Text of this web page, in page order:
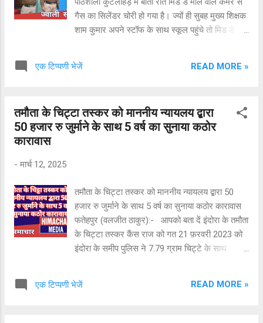
गैस का सिलेंडर चोरी हो गया है। ज्यों ही सुबह मुख्य शिक्षक
शाम कुमार अपने स्टॉफ के साथ स्कूल पहुंचे तो मिड डे
बाबत सूचना अपने अधिकारियों, पंचायत प्रधान व पुलिस
राजकीय प्राथमिक पाठशाला टुण्ड में अन्य सामान सहित दो
बार गैस सिलेंडर, राजकीय प्राथमिक पाठशाला गारन,
आग्रह किया। इस अवसर पर पंचायत प्रधान नीलम देवी,
एस एम सी प्रधान मीनू देवी, तरसेम, नरेश आदि उपस्थित
थे। खण्ड प्रारम्भिक शिक्षा अधिकारी रजनी वाला ने पुलिस
प्रशासन से आग्रह/अनुरोध किया है कि स्कूलों में हो ...
एक टिप्पणी भेजें READ MORE »
तमौता के चिट्टा तस्कर को माननीय न्यायलय द्बारा
50 हजार रु जुर्माने के साथ 5 वर्ष का सुनाया कठोर
कारावास
- मार्च 12, 2025
तमौता के चिट्टा तस्कर को माननीय न्यायलय द्बारा 50
हजार रु जुर्माने के साथ 5 वर्ष का सुनाया कठोर कारावास
फतेहपुर (वलजीत ठाकुर):- आपको बता दें इंदोरा के तमौता
के चिट्टा तस्कर कैंस राज को गत 21 फ़रवरी 2023 को
इंदोरा के समीप पुलिस ने 7.79 ग्राम चिट्टे के साथ
न्यायलय में चालान पेश किया गया। जिसके आधार पर
एक टिप्पणी भेजें READ MORE »